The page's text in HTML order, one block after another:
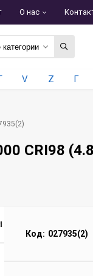
О нас
категории
V Z Г
CRI98
Код: 027935(2)